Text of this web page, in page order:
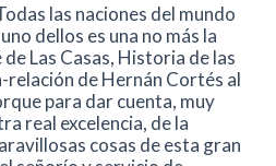
las naciones del mundo
dellos es una no más la
Las Casas, Historia de las
relación de Hernán Cortés al
para dar cuenta, muy
real excelencia, de la
cosas de esta gran